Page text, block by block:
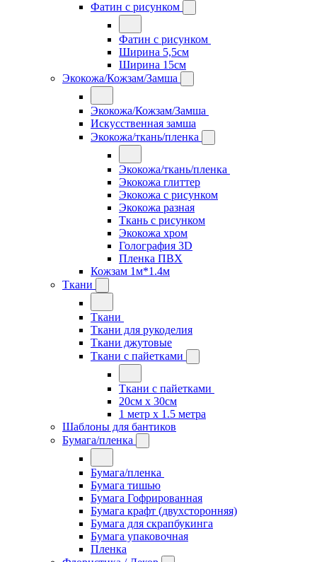
Фатин с рисунком
Фатин с рисунком
Ширина 5,5см
Ширина 15см
Экокожа/Кожзам/Замша
Экокожа/Кожзам/Замша
Искусственная замша
Экокожа/ткань/пленка
Экокожа/ткань/пленка
Экокожа глиттер
Экокожа с рисунком
Экокожа разная
Ткань с рисунком
Экокожа хром
Голография 3D
Пленка ПВХ
Кожзам 1м*1.4м
Ткани
Ткани
Ткани для рукоделия
Ткани джутовые
Ткани с пайетками
Ткани с пайетками
20см х 30см
1 метр х 1.5 метра
Шаблоны для бантиков
Бумага/пленка
Бумага/пленка
Бумага тишью
Бумага Гофрированная
Бумага крафт (двухсторонняя)
Бумага для скрапбукинга
Бумага упаковочная
Пленка